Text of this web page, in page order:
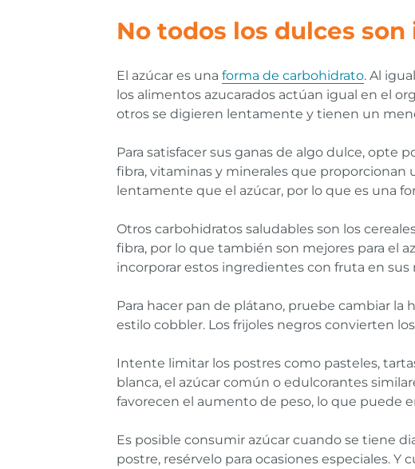
No todos los dulces son
El azúcar es una forma de carbohidrato. Al
los alimentos azucarados actúan igual en el
otros se digieren lentamente y tienen un
Para satisfacer sus ganas de algo dulce, opte
fibra, vitaminas y minerales que proporcionan
lentamente que el azúcar, por lo que es una
Otros carbohidratos saludables son los
fibra, por lo que también son mejores para el
incorporar estos ingredientes con fruta en sus
Para hacer pan de plátano, pruebe cambiar la
estilo cobbler. Los frijoles negros convierten
Intente limitar los postres como pasteles,
blanca, el azúcar común o edulcorantes
favorecen el aumento de peso, lo que puede
Es posible consumir azúcar cuando se tiene
postre, resérvelo para ocasiones especiales.